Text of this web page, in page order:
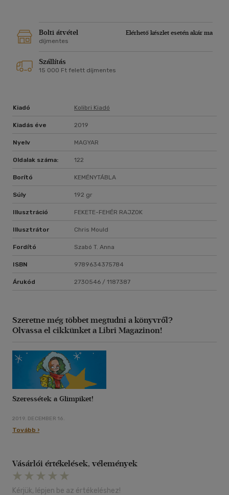
Bolti átvétel
Elérhető készlet esetén akár ma
díjmentes
Szállítás
15 000 Ft felett díjmentes
Kiadó Kolibri Kiadó
Kiadás éve 2019
Nyelv MAGYAR
Oldalak száma: 122
Borító KEMÉNYTÁBLA
Súly 192 gr
Illusztráció FEKETE-FEHÉR RAJZOK
Illusztrátor Chris Mould
Fordító Szabó T. Anna
ISBN 9789634375784
Árukód 2730546 / 1187387
Szeretne még többet megtudni a könyvről?
Olvassa el cikkünket a Libri Magazinon!
Szeressétek a Glimpiket!
2019. DECEMBER 16.
Tovább ›
Vásárlói értékelések, vélemények
Kérjük, lépjen be az értékeléshez!